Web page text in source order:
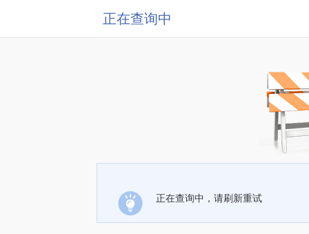
正在查询中
正在查询中，请刷新重试